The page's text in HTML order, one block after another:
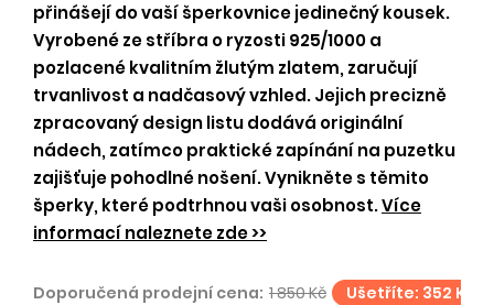
přinášejí do vaší šperkovnice jedinečný kousek.
Vyrobené ze stříbra o ryzosti 925/1000 a
pozlacené kvalitním žlutým zlatem, zaručují
trvanlivost a nadčasový vzhled. Jejich precizně
zpracovaný design listu dodává originální
nádech, zatímco praktické zapínání na puzetku
zajišťuje pohodlné nošení. Vynikněte s těmito
šperky, které podtrhnou vaši osobnost.Více
informací naleznete zde >>
Doporučená prodejní cena: 1 850 Kč Ušetříte: 352 Kč